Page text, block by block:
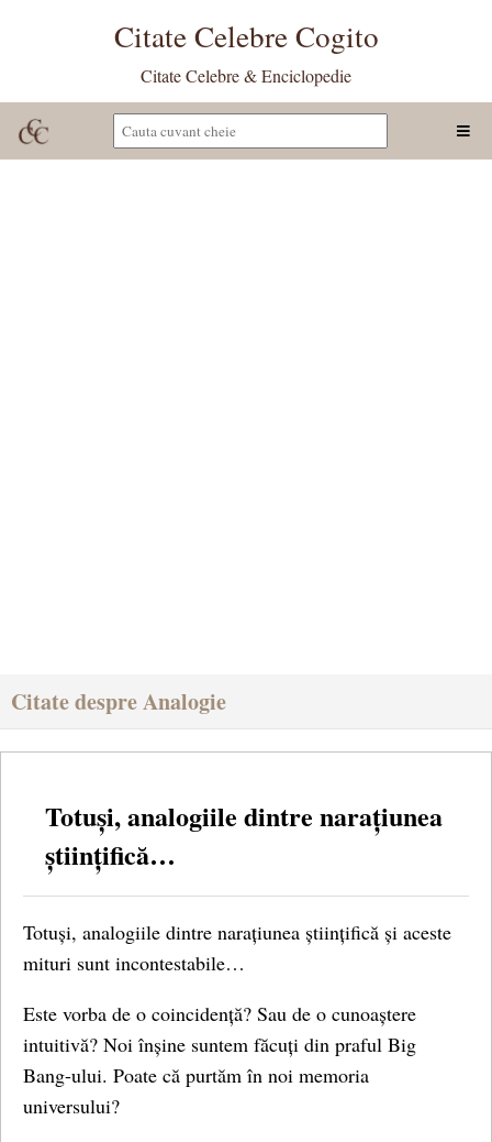
Citate Celebre Cogito
Citate Celebre & Enciclopedie
Citate despre Analogie
Totuși, analogiile dintre narațiunea
științifică…
Totuși, analogiile dintre narațiunea științifică și aceste
mituri sunt incontestabile…
Este vorba de o coincidență? Sau de o cunoaștere
intuitivă? Noi înșine suntem făcuți din praful Big
Bang-ului. Poate că purtăm în noi memoria
universului?